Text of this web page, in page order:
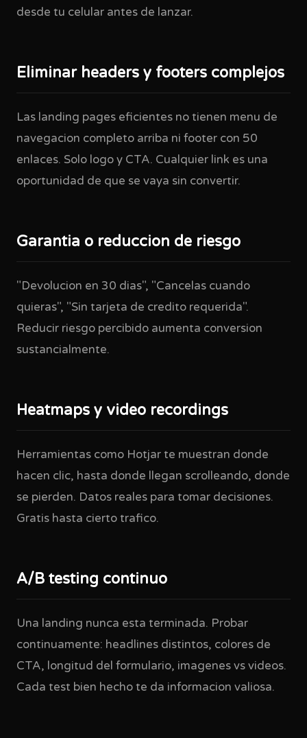
desde tu celular antes de lanzar.
Eliminar headers y footers complejos
Las landing pages eficientes no tienen menu de
navegacion completo arriba ni footer con 50
enlaces. Solo logo y CTA. Cualquier link es una
oportunidad de que se vaya sin convertir.
Garantia o reduccion de riesgo
"Devolucion en 30 dias", "Cancelas cuando
quieras", "Sin tarjeta de credito requerida".
Reducir riesgo percibido aumenta conversion
sustancialmente.
Heatmaps y video recordings
Herramientas como Hotjar te muestran donde
hacen clic, hasta donde llegan scrolleando, donde
se pierden. Datos reales para tomar decisiones.
Gratis hasta cierto trafico.
A/B testing continuo
Una landing nunca esta terminada. Probar
continuamente: headlines distintos, colores de
CTA, longitud del formulario, imagenes vs videos.
Cada test bien hecho te da informacion valiosa.